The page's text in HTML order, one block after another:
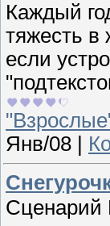
Каждый
тяжесть в
если
Янв/08
Сценарий